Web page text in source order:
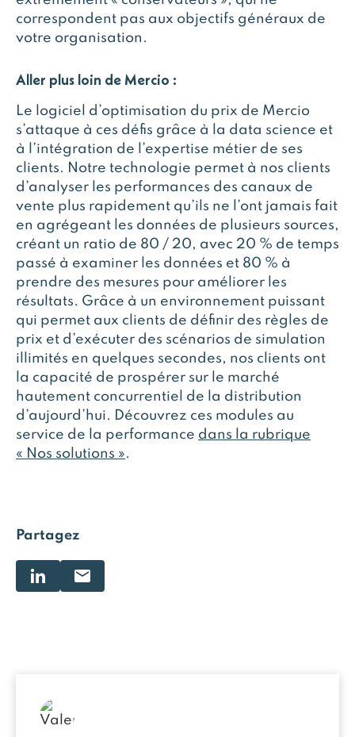
correspondent pas aux objectifs généraux de
votre organisation.
Aller plus loin de Mercio :
Le logiciel d’optimisation du prix de Mercio
s’attaque à ces défis grâce à la data science et
à l’intégration de l’expertise métier de ses
clients. Notre technologie permet à nos clients
d’analyser les performances des canaux de
vente plus rapidement qu’ils ne l’ont jamais fait
en agrégeant les données de plusieurs sources,
créant un ratio de 80 / 20, avec 20 % de temps
passé à examiner les données et 80 % à
prendre des mesures pour améliorer les
résultats. Grâce à un environnement puissant
qui permet aux clients de définir des règles de
prix et d’exécuter des scénarios de simulation
illimités en quelques secondes, nos clients ont
la capacité de prospérer sur le marché
hautement concurrentiel de la distribution
d’aujourd’hui. Découvrez ces modules au
service de la performance dans la rubrique
« Nos solutions ».
Partagez